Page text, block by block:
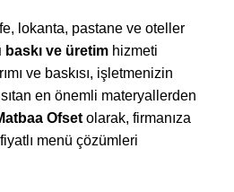
lokanta, pastane ve oteller
baskı ve üretim hizmeti
ve baskısı, işletmenizin
en önemli materyallerden
Ofset olarak, firmanıza
menü çözümleri